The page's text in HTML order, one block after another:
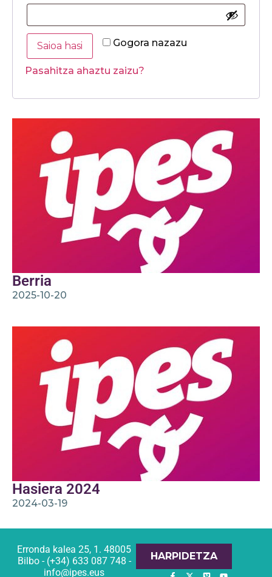
Gogora nazazu
Saioa hasi
Pasahitza ahaztu zaizu?
Berria
2025-10-20
Hasiera 2024
2024-03-19
Erronda kalea 25, 1. 48005
Bilbo - (+34) 633 087 748 -
info@ipes.eus
HARPIDETZA